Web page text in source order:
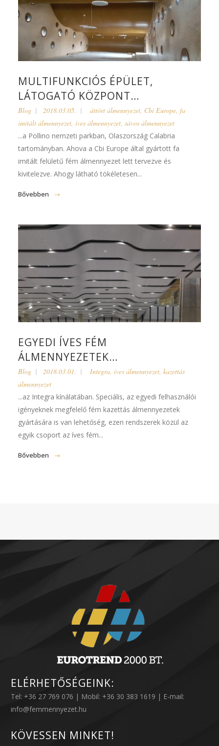
MULTIFUNKCIÓS ÉPÜLET,
LÁTOGATÓ KÖZPONT…
Blog 2018.03.05. áttört álmennyezet, Cbi Europe,fa
imitált álmennyezet,íves álmennyezet,sávos álmennyezet
...a Pollino nemzeti parkban, Olaszország Calabria
tartományban. Ahova a Cbi Europe által gyártott fa
imitált felületű fém álmennyezet lett tervezve és
kivitelezve. Ahogy látható tökéletesen...
Bővebben
EGYEDI ÍVES FÉM
ÁLMENNYEZETEK…
Blog 2018.03.01. Integra,íves álmennyezet,kazettás
álmennyezet
...az Integra kínálatában. Speciális, az egyedi felhasználói
igényeknek megfelelő fém kazettás álmennyezetek
gyártására is van lehetőség, ezen rendszerek közül az
egyik csoport az íves fém...
Bővebben
ELÉRHETŐSÉGEINK:
Tel: +36 27 769 076 | Mobil: +36 30 383 1619 | E-mail:
info@femmennyezet.hu
KÖVESSEN MINKET!